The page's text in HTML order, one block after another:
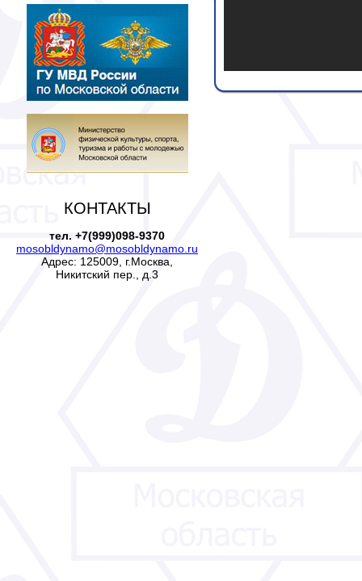
КОНТАКТЫ
тел. +7(999)098-9370
mosobldynamo@mosobldynamo.ru
Адрес: 125009, г.Москва,
Никитский пер., д.3